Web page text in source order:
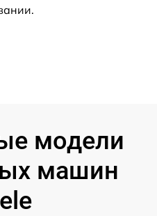
модели
машин